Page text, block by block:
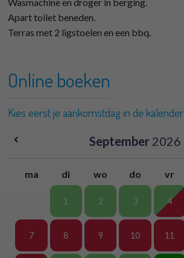
Apart toilet beneden.
Terras met 2 ligstoelen en een bbq.
Online boeken
Kies eerst je aankomstdag in de kalender
September 2026
ma di wo do vr
1 2 3 4
7 8 9 10 11